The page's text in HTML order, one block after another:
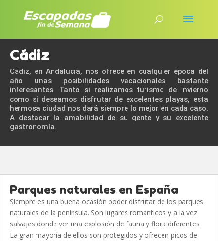
Cádiz
Cádiz, en Andalucía, nos ofrece en cualquier época del
año unas posibilidades vacacionales bastante
interesantes. Tanto si realizamos turismo de invierno
como si deseamos disfrutar de excelentes playas, esta
hermosa ciudad nos dará siempre lo mejor en cada caso.
A destacar la amabilidad de su gente y su excelente
gastronomía.
Parques naturales en España
Siempre es una buena ocasión poder disfrutar de los parques
naturales de la península. Son lugares románticos y a la vez
salvajes donde ver una explosión de fauna y flora diferentes.
La gran mayoría de ellos son protegidos y ofrecen picos de